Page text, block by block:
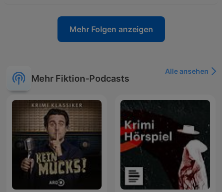
Mehr Folgen anzeigen
Mehr Fiktion-Podcasts
Alle ansehen